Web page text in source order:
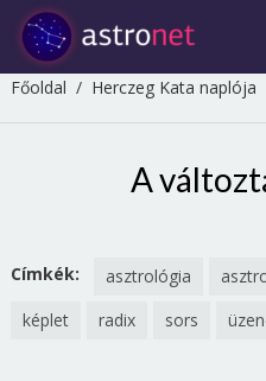
Főoldal / Herczeg Kata naplója
A
Címkék: asztrológia
képlet
radix sors